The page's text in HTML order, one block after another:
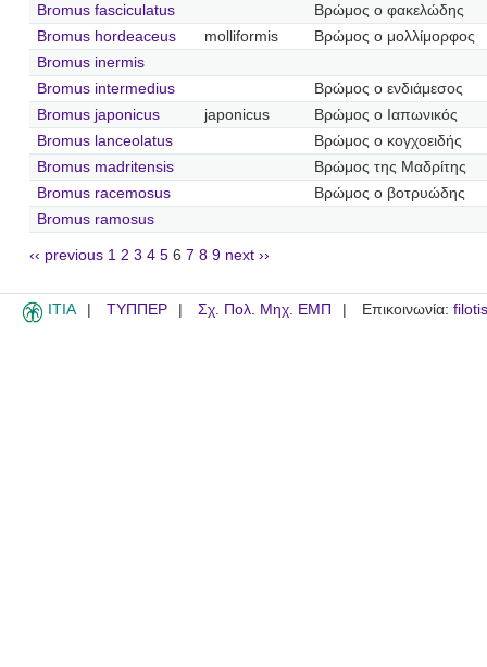
Bromus fasciculatus
Βρώμος ο φακελώδης
Bromus hordeaceus
molliformis
Βρώμος ο μολλίμορφος
Bromus inermis
Bromus intermedius
Βρώμος ο ενδιάμεσος
Bromus japonicus
japonicus
Βρώμος ο Ιαπωνικός
Bromus lanceolatus
Βρώμος ο κογχοειδής
Bromus madritensis
Βρώμος της Μαδρίτης
Bromus racemosus
Βρώμος ο βοτρυώδης
Bromus ramosus
‹‹ previous 1 2 3 4 5 6 7 8 9 next ››
ITIA ΤΥΠΠΕΡ Σχ. Πολ. Μηχ. ΕΜΠ Επικοινωνία: